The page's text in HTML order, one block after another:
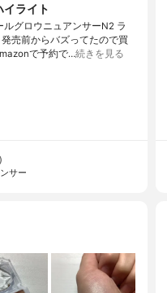
ライト
グロウニュアンサーN2 ラ
売前からバズってたので買
で予約で…続きを見る
サー